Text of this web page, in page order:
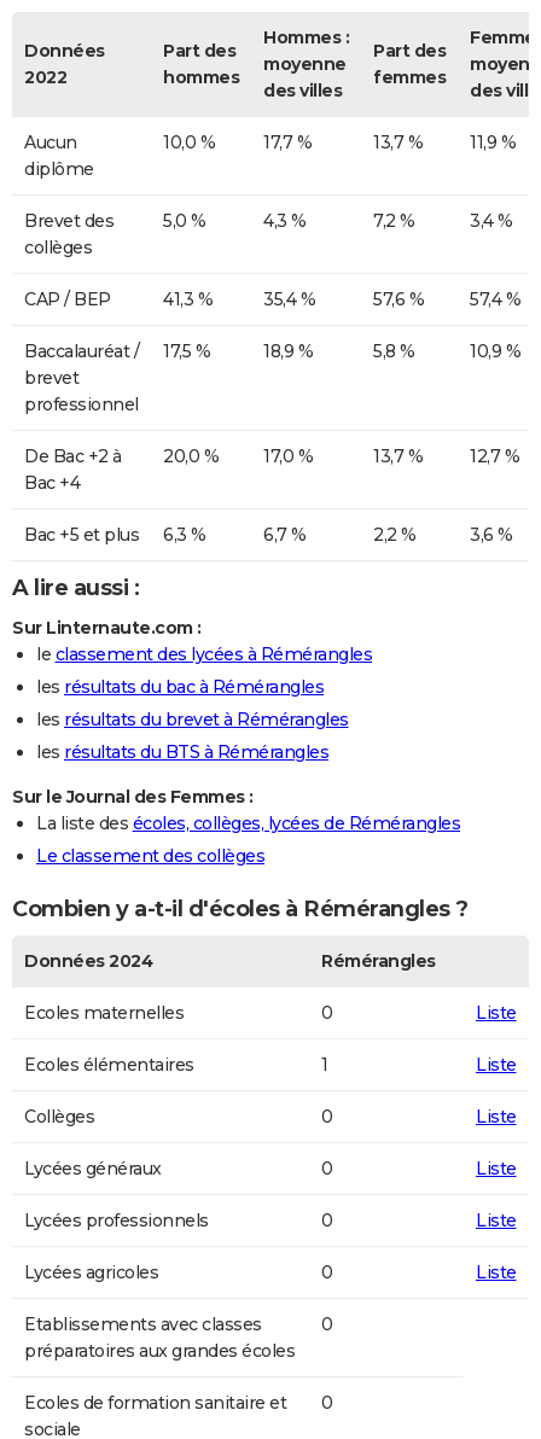
Données
2022
Part des
hommes
Hommes :
moyenne
des villes
Part des
femmes
des
Aucun
diplôme
10,0 % 17,7 % 13,7 % 11,9 %
Brevet des
collèges
5,0 % 4,3 % 7,2 % 3,4 %
CAP / BEP 41,3 % 35,4 % 57,6 % 57,4 %
Baccalauréat /
brevet
professionnel
17,5 % 18,9 % 5,8 % 10,9 %
De Bac +2 à
Bac +4
20,0 % 17,0 % 13,7 % 12,7 %
Bac +5 et plus 6,3 % 6,7 % 2,2 % 3,6 %
A lire aussi :
Sur Linternaute.com :
le classement des lycées à Rémérangles
les résultats du bac à Rémérangles
les résultats du brevet à Rémérangles
les résultats du BTS à Rémérangles
Sur le Journal des Femmes :
La liste des écoles, collèges, lycées de Rémérangles
Le classement des collèges
Combien y a-t-il d'écoles à Rémérangles ?
Données 2024 Rémérangles
Ecoles maternelles 0 Liste
Ecoles élémentaires 1 Liste
Collèges 0 Liste
Lycées généraux 0 Liste
Lycées professionnels 0 Liste
Lycées agricoles 0 Liste
Etablissements avec classes
préparatoires aux grandes écoles
0
Ecoles de formation sanitaire et
sociale
0